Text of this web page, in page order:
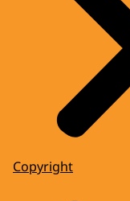
Copyright